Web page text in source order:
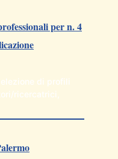
per n. 4
di profili
ricercatrici,